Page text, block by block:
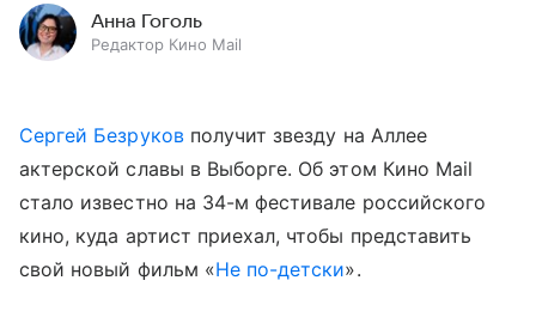
Анна Гоголь
Редактор Кино Mail
Сергей Безруковполучит звезду на Аллее
актерской славы в Выборге. Об этом Кино Mail
стало известно на 34-м фестивале российского
кино, куда артист приехал, чтобы представить
свой новый фильм «Не по-детски».